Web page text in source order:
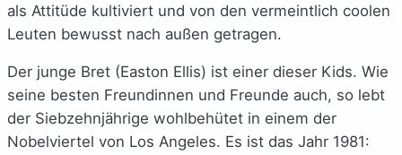
als Attitüde kultiviert und von den vermeintlich coolen
Leuten bewusst nach außen getragen.
Der junge Bret (Easton Ellis) ist einer dieser Kids. Wie
seine besten Freundinnen und Freunde auch, so lebt
der Siebzehnjährige wohlbehütet in einem der
Nobelviertel von Los Angeles. Es ist das Jahr 1981: